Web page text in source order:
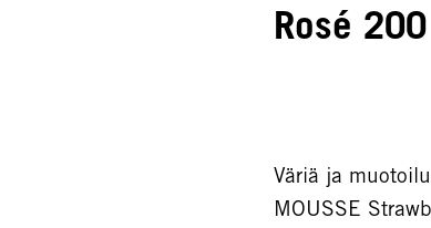
Rosé
Väriä ja
MOUSSE